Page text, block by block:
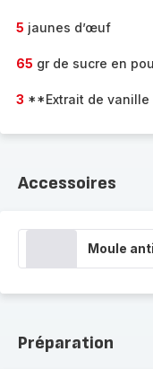
5 jaunes d’œuf
65 gr de sucre en
3 **Extrait de vanille
Accessoires
Moule
Préparation